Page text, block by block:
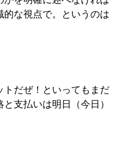
的な視点で。というのは
トだぜ！といってもまだ
支払いは明日（今日）